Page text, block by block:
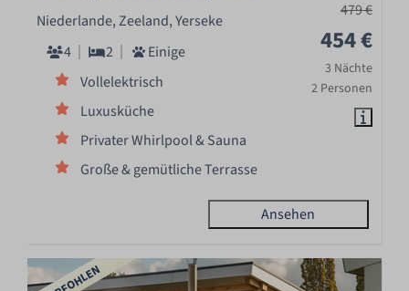
479 €
454 €
3 Nächte
2 Personen
Niederlande, Zeeland, Yerseke
4
2
Einige
Vollelektrisch
Luxusküche
Privater Whirlpool & Sauna
Große & gemütliche Terrasse
Ansehen